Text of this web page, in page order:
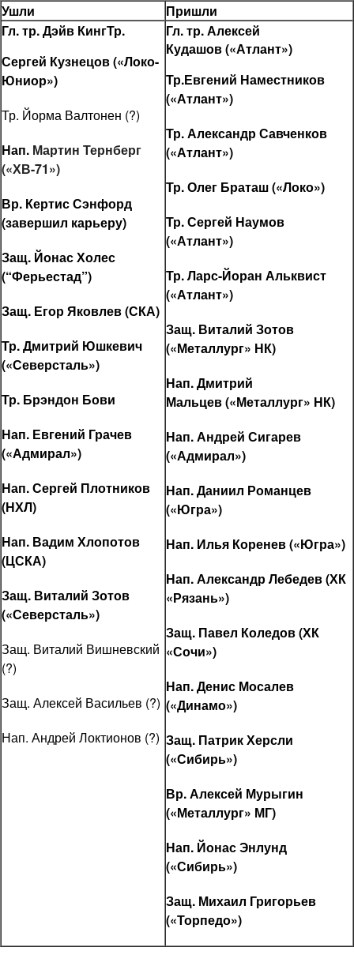
Ушли
Пришли
Гл. тр. Дэйв КингТр.
Сергей Кузнецов («Локо-
Юниор»)
Тр. Йорма Валтонен (?)
Нап. Мартин Тернберг
(«ХВ-71»)
Вр. КертисСэнфорд
(завершил карьеру)
Защ. Йонас Холес
(“Ферьестад”)
Защ. Егор Яковлев (СКА)
Тр. Дмитрий Юшкевич
(«Северсталь»)
Тр. Брэндон Бови
Нап. Евгений Грачев
(«Адмирал»)
Нап. Сергей Плотников
(НХЛ)
Нап. Вадим Хлопотов
(ЦСКА)
Защ. Виталий Зотов
(«Северсталь»)
Защ. Виталий Вишневский
(?)
Защ. Алексей Васильев (?)
Нап. Андрей Локтионов (?)
Гл. тр. Алексей
Кудашов («Атлант»)
Тр.Евгений Наместников
(«Атлант»)
Тр. Александр Савченков
(«Атлант»)
Тр. Олег Браташ («Локо»)
Тр. Сергей Наумов
(«Атлант»)
Тр. Ларс-Йоран Альквист
(«Атлант»)
Защ. Виталий Зотов
(«Металлург» НК)
Нап. Дмитрий
Мальцев («Металлург» НК)
Нап. Андрей Сигарев
(«Адмирал»)
Нап. Даниил Романцев
(«Югра»)
Нап. Илья Коренев («Югра»)
Нап. Александр Лебедев (ХК
«Рязань»)
Защ. Павел Коледов (ХК
«Сочи»)
Нап. Денис Мосалев
(«Динамо»)
Защ. Патрик Херсли
(«Сибирь»)
Вр. Алексей Мурыгин
(«Металлург» МГ)
Нап. Йонас Энлунд
(«Сибирь»)
Защ. Михаил Григорьев
(«Торпедо»)